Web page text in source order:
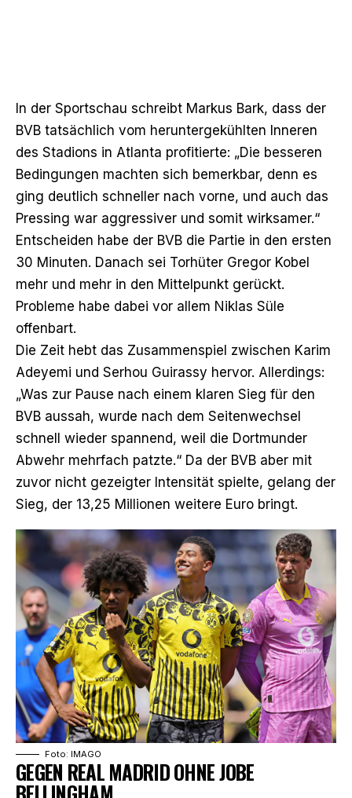
In der Sportschau schreibt Markus Bark, dass der
BVB tatsächlich vom heruntergekühlten Inneren
des Stadions in Atlanta profitierte: „Die besseren
Bedingungen machten sich bemerkbar, denn es
ging deutlich schneller nach vorne, und auch das
Pressing war aggressiver und somit wirksamer.“
Entscheiden habe der BVB die Partie in den ersten
30 Minuten. Danach sei Torhüter Gregor Kobel
mehr und mehr in den Mittelpunkt gerückt.
Probleme habe dabei vor allem Niklas Süle
offenbart.
Die Zeit hebt das Zusammenspiel zwischen Karim
Adeyemi und Serhou Guirassy hervor. Allerdings:
„Was zur Pause nach einem klaren Sieg für den
BVB aussah, wurde nach dem Seitenwechsel
schnell wieder spannend, weil die Dortmunder
Abwehr mehrfach patzte.“ Da der BVB aber mit
zuvor nicht gezeigter Intensität spielte, gelang der
Sieg, der 13,25 Millionen weitere Euro bringt.
Foto: IMAGO
GEGEN REAL MADRID OHNE JOBE